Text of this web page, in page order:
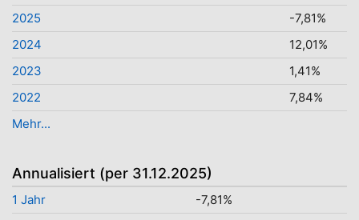
2025
-7,81%
2024
12,01%
2023
1,41%
2022
7,84%
Mehr...
Annualisiert (per 31.12.2025)
1 Jahr
-7,81%